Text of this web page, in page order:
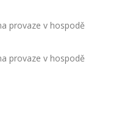
provaze v hospodě
provaze v hospodě